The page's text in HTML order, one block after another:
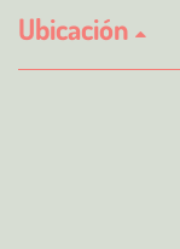
Ubicación